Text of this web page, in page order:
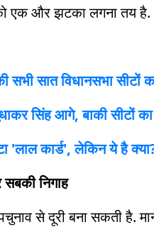
एक और झटका लगना तय है.
सभी सात विधानसभा सीटों
सिंह आगे, बाकी सीटों का
'लाल कार्ड', लेकिन ये है
निगाह
से दूरी बना सकती है.